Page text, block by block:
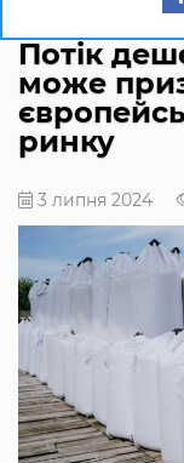
Потік
може
ринку
3 липня 2024